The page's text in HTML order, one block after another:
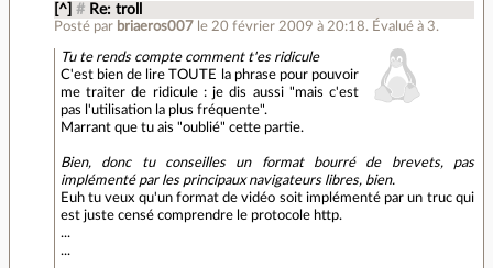
[^] # Re: troll
Posté par briaeros007 le 20 février 2009 à 20:18. Évalué à 3.
Tu te rends compte comment t'es ridicule
C'est bien de lire TOUTE la phrase pour pouvoir
me traiter de ridicule : je dis aussi "mais c'est
pas l'utilisation la plus fréquente".
Marrant que tu ais "oublié" cette partie.
Bien, donc tu conseilles un format bourré de brevets, pas
implémenté par les principaux navigateurs libres, bien.
Euh tu veux qu'un format de vidéo soit implémenté par un truc qui
est juste censé comprendre le protocole http.
...
...